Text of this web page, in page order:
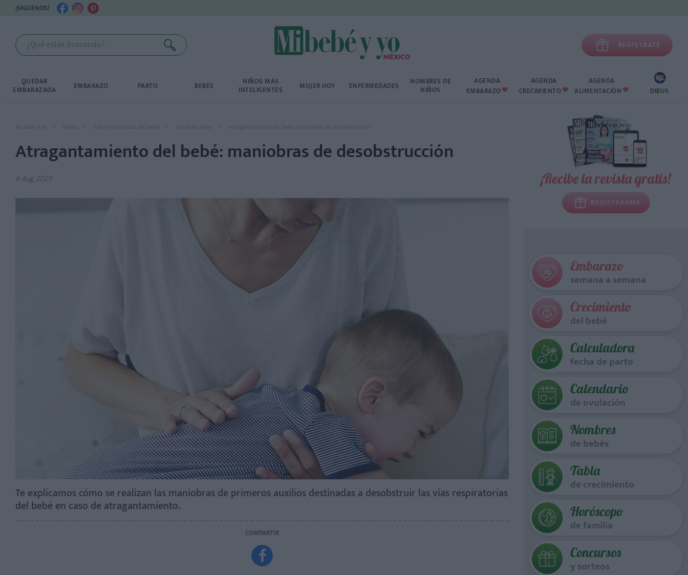
¡SÍGUENOS!
 REGÍSTRATE
QUEDAR
EMBARAZADA EMBARAZO PARTO BEBÉS NIÑOS MÁS
INTELIGENTES MUJER HOY ENFERMEDADES NOMBRES DE
NIÑOS
AGENDA
EMBARAZO 
AGENDA
CRECIMIENTO 
AGENDA
ALIMENTACIÓN  DIBUS
Mi bebé y yo Bebés Salud y bienestar del bebé Atragantamiento del bebé: maniobras de desobstrucción
Atragantamiento del bebé: maniobras de desobstrucción
6 Aug 2025
Te explicamos cómo se realizan las maniobras de primeros auxilios destinadas a desobstruir las vías respiratorias
del bebé en caso de atragantamiento.
COMPARTIR

¡Recibe la revista gratis!
REGISTRARME
Embarazo
semana a semana
Crecimiento
del bebé
Calculadora
fecha de parto
Calendario
de ovulación
Nombres
de bebés
Tabla
de crecimiento
Horóscopo
de familia
Concursos
y sorteos